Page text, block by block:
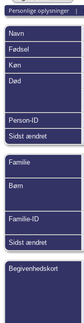
Personlige oplysninger|
Navn
Fødsel
Køn
Død
Person-ID
Sidst ændret
Familie
Børn
Familie-ID
Sidst ændret
Begivenhedskort